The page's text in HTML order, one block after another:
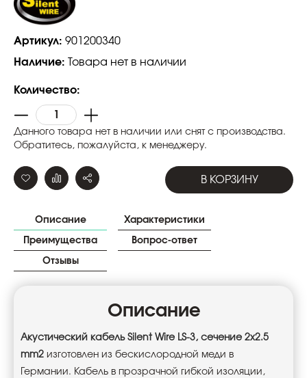
Артикул: 901200340
Наличие:
Товара нет в наличии
Количество:
Данного товара нет в наличии или снят с производства.
Обратитесь, пожалуйста, к менеджеру.
В КОРЗИНУ
Описание Характеристики
Преимущества Вопрос-ответ
Отзывы
Описание
Акустический кабель Silent Wire LS-3, сечение 2x2.5
mm2 изготовлен из бескислородной меди в
Германии. Кабель в прозрачной гибкой изоляции,